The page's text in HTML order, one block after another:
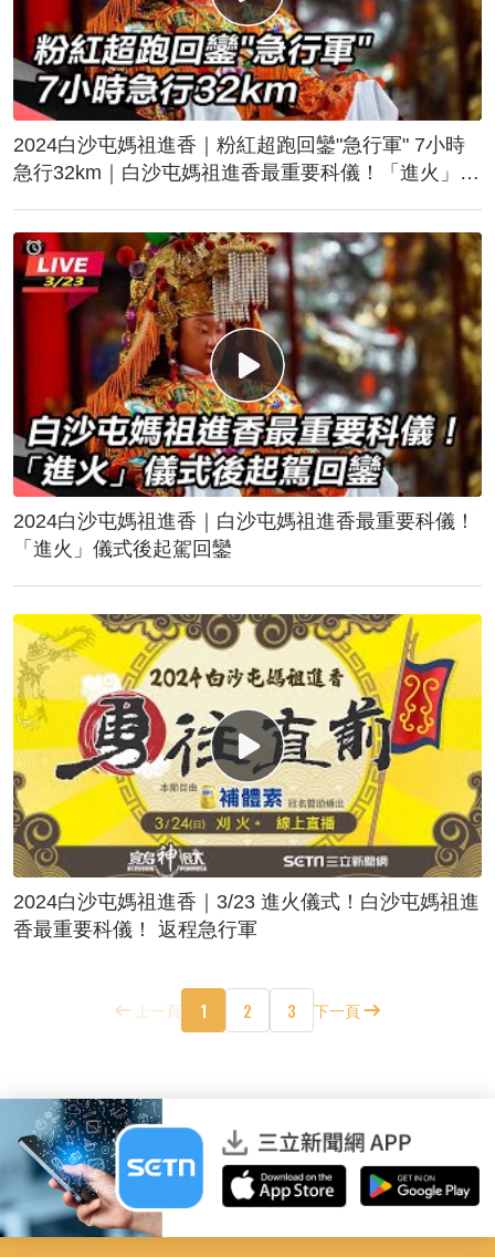
2024白沙屯媽祖進香｜粉紅超跑回鑾"急行軍" 7小時
急行32km｜白沙屯媽祖進香最重要科儀！「進火」儀
2024白沙屯媽祖進香｜白沙屯媽祖進香最重要科儀！
「進火」儀式後起駕回鑾
2024白沙屯媽祖進香｜3/23 進火儀式！白沙屯媽祖進
香最重要科儀！ 返程急行軍
上一頁 1 2 3 下一頁